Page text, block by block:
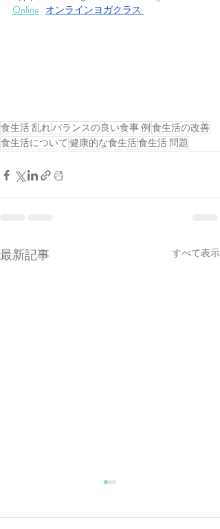
Online オンラインヨガクラス
食生活 乱れバランスの良い食事 例食生活の改善
食生活について 健康的な食生活食生活 問題
最新記事 すべて表示